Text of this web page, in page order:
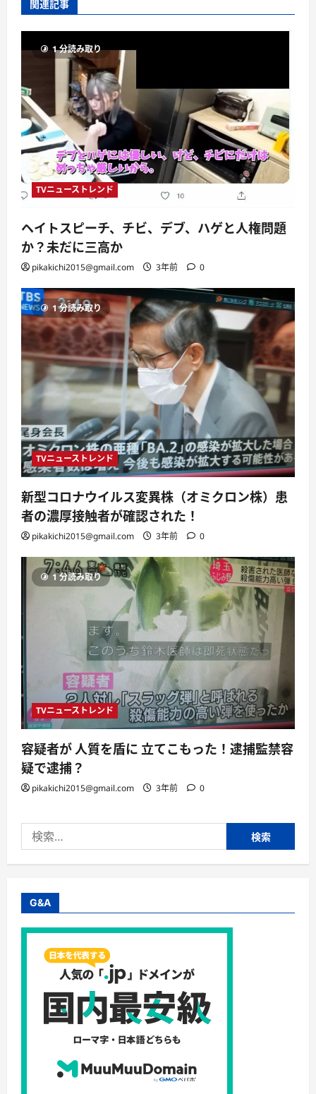
関連記事
1 分読み取り
TVニューストレンド
ヘイトスピーチ、チビ、デブ、ハゲと人権問題
か？未だに三高か
pikakichi2015@gmail.com 3年前 0
1 分読み取り
TVニューストレンド
新型コロナウイルス変異株（オミクロン株）患
者の濃厚接触者が確認された！
pikakichi2015@gmail.com 3年前 0
1 分読み取り
TVニューストレンド
容疑者が 人質を盾に 立てこもった！逮捕監禁容
疑で逮捕？
pikakichi2015@gmail.com 3年前 0
索:
G&A